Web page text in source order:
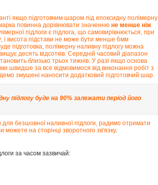
якщо підготовчим шаром під епоксидну полімерну
повинна дорівнювати значенню не менше ніж
підлоги є підлога, що самовирівнюється, при
, і висота підстави не може бути менше 6мм
підготовка, полімерну наливну підлогу можна
десять відсотків. Середній часовий діапазон
близько трьох тижнів. У разі якщо основа
швидше за все відмовимося від виконання робіт з
змушені наносити додатковий підготовчий шар.
підлогу буде на 90% залежати період його
безшовної наливної підлоги, радимо отримати
можете на сторінці зворотного зв'язку.
за часом зазвичай: